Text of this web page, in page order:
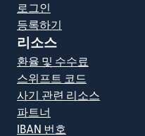
로그인
등록하기
리소스
환율 및 수수료
스위프트 코드
사기 관련 리소스
파트너
IBAN 번호